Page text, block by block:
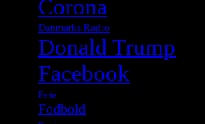
Corona
Danmarks Radio
Donald Trump
Facebook
Ferie
Fodbold